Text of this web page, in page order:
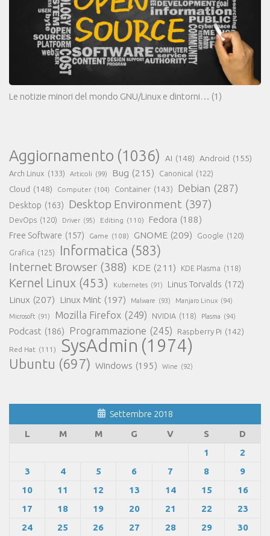
Le notizie minori del mondo GNU/Linux e dintorni… (1)
Aggiornamento (1036) AI (148) Android (155)
Arch Linux (133) Articoli (99) Bug (215) Canonical (122)
Cloud (148) Computer (104) Container (143) Debian (287)
Desktop (163) Desktop Environment (397)
DevOps (120) Driver (95) Editing (110) Fedora (188)
Free Software (157) Game (108) GNOME (209) Google (120)
Grafica (125) Informatica (583)
Internet Browser (388) KDE (211) KDE Plasma (118)
Kernel Linux (453) Kubernetes (91) Linus Torvalds (172)
Linux (207) Linux Mint (197) Malware (93) Manjaro Linux (94)
Microsoft (91) Mozilla Firefox (249) NVIDIA (118) Plasma (94)
Podcast (186) Programmazione (245) Raspberry Pi (142)
Red Hat (111) SysAdmin (1974)
Ubuntu (697) Windows (195) Wine (92)
Settembre 2018
L
M M G V S
D
1
2
3
4 5 6 7 8
9
10
11 12 13 14 15
16
17
18 19 20 21 22
23
24
25 26 27 28 29
30